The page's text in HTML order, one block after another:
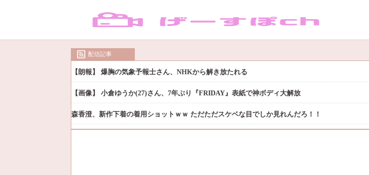
配信記事
【朗報】 爆胸の気象予報士さん、NHKから解き放たれる
【画像】 小倉ゆうか(27)さん、7年ぶり『FRIDAY』表紙で神ボディ大解放
森香澄、新作下着の着用ショットｗｗ ただただスケベな目でしか見れんだろ！！